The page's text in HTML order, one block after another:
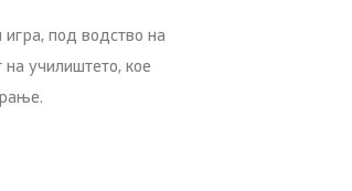
игра, под водство на
на училиштето, кое